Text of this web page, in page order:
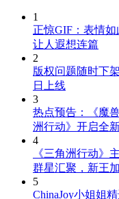
1
正惊GIF：表情
让人遐想连篇
2
版权问题随时下
日上线
3
热点预告：《魔
洲行动》开启全
4
《三角洲行动》
群星汇聚，新王加
5
ChinaJoy小姐姐